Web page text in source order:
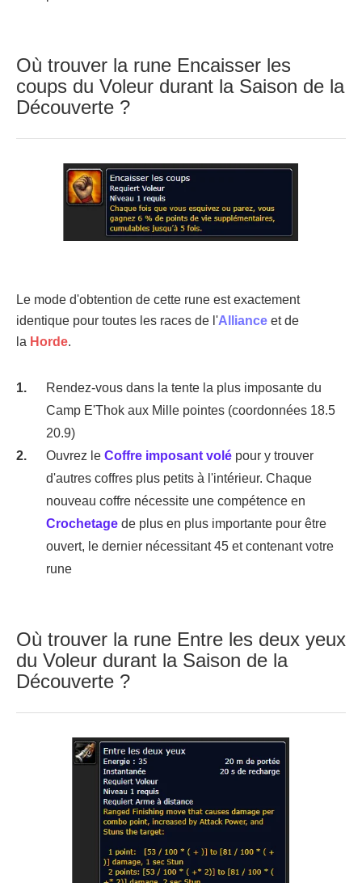
Où trouver la rune Encaisser les
coups du Voleur durant la Saison de la
Découverte ?
Le mode d'obtention de cette rune est exactement
identique pour toutes les races de l'Alliance et de
la Horde.
Rendez-vous dans la tente la plus imposante du
Camp E'Thok aux Mille pointes (coordonnées 18.5
20.9)
Ouvrez le Coffre imposant volé pour y trouver
d'autres coffres plus petits à l'intérieur. Chaque
nouveau coffre nécessite une compétence en
Crochetage de plus en plus importante pour être
ouvert, le dernier nécessitant 45 et contenant votre
rune
Où trouver la rune Entre les deux yeux
du Voleur durant la Saison de la
Découverte ?